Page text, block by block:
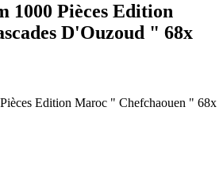
1000 Pièces Edition
D'Ouzoud " 68x